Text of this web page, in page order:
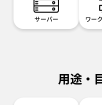
サーバー ワー
用途・